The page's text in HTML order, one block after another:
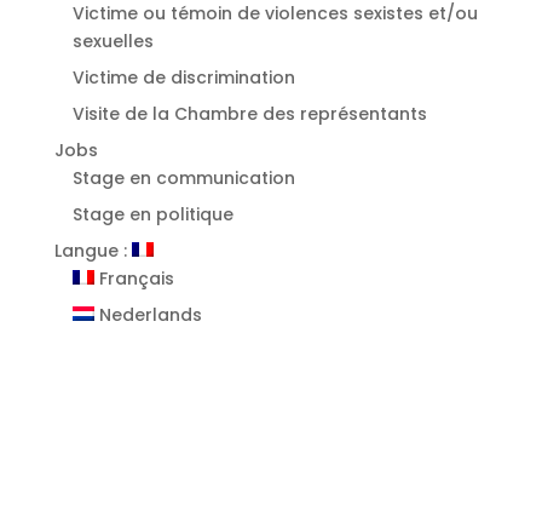
Victime ou témoin de violences sexistes et/ou
sexuelles
⁠Victime de discrimination
Visite de la Chambre des représentants
Jobs
Stage en communication
Stage en politique
Langue :
Français
Nederlands